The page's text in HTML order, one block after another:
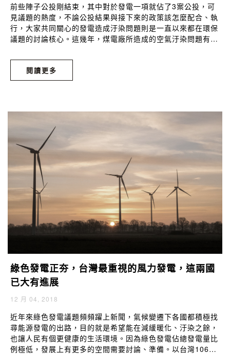
前些陣子公投剛結束，其中對於發電一項就佔了3案公投，可
見議題的熱度，不論公投結果與接下來的政策該怎麼配合、執
行，大家共同關心的發電造成汙染問題則是一直以來都在環保
議題的討論核心。這幾年，煤電廠所造成的空氣汙染問題有愈
核電儘管是最符合經濟效應的發電方式，但在日本核災後，國
際的正反聲浪日漸高漲，民間與政府也因此積極尋求乾淨、安
全的其他發電方式，希望在民生用電得以維持的情況下、減緩
閱讀更多
綠色發電正夯，台灣最重視的風力發電，這兩國
已大有進展
12 月 04, 2018
近年來綠色發電議題頻頻躍上新聞，氣候變遷下各國都積極找
尋能源發電的出路，目的就是希望能在減緩暖化、汙染之餘，
也讓人民有個更健康的生活環境。因為綠色發電佔總發電量比
例極低，發展上有更多的空間需要討論、準備。以台灣106年